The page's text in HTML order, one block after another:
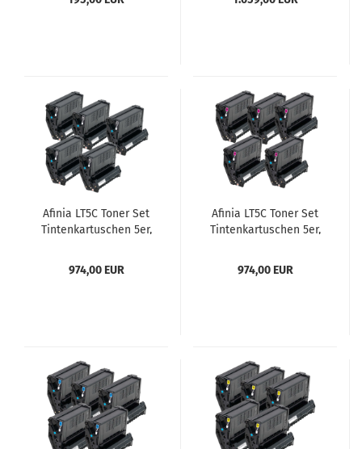
Afinia LT5C Toner Set
Tintenkartuschen 5er,
974,00 EUR
Afinia LT5C Toner Set
Tintenkartuschen 5er,
974,00 EUR